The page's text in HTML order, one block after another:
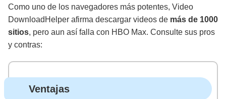
Como uno de los navegadores más potentes, Video
DownloadHelper afirma descargar videos de más de 1000
sitios, pero aun así falla con HBO Max. Consulte sus pros
y contras:
Ventajas